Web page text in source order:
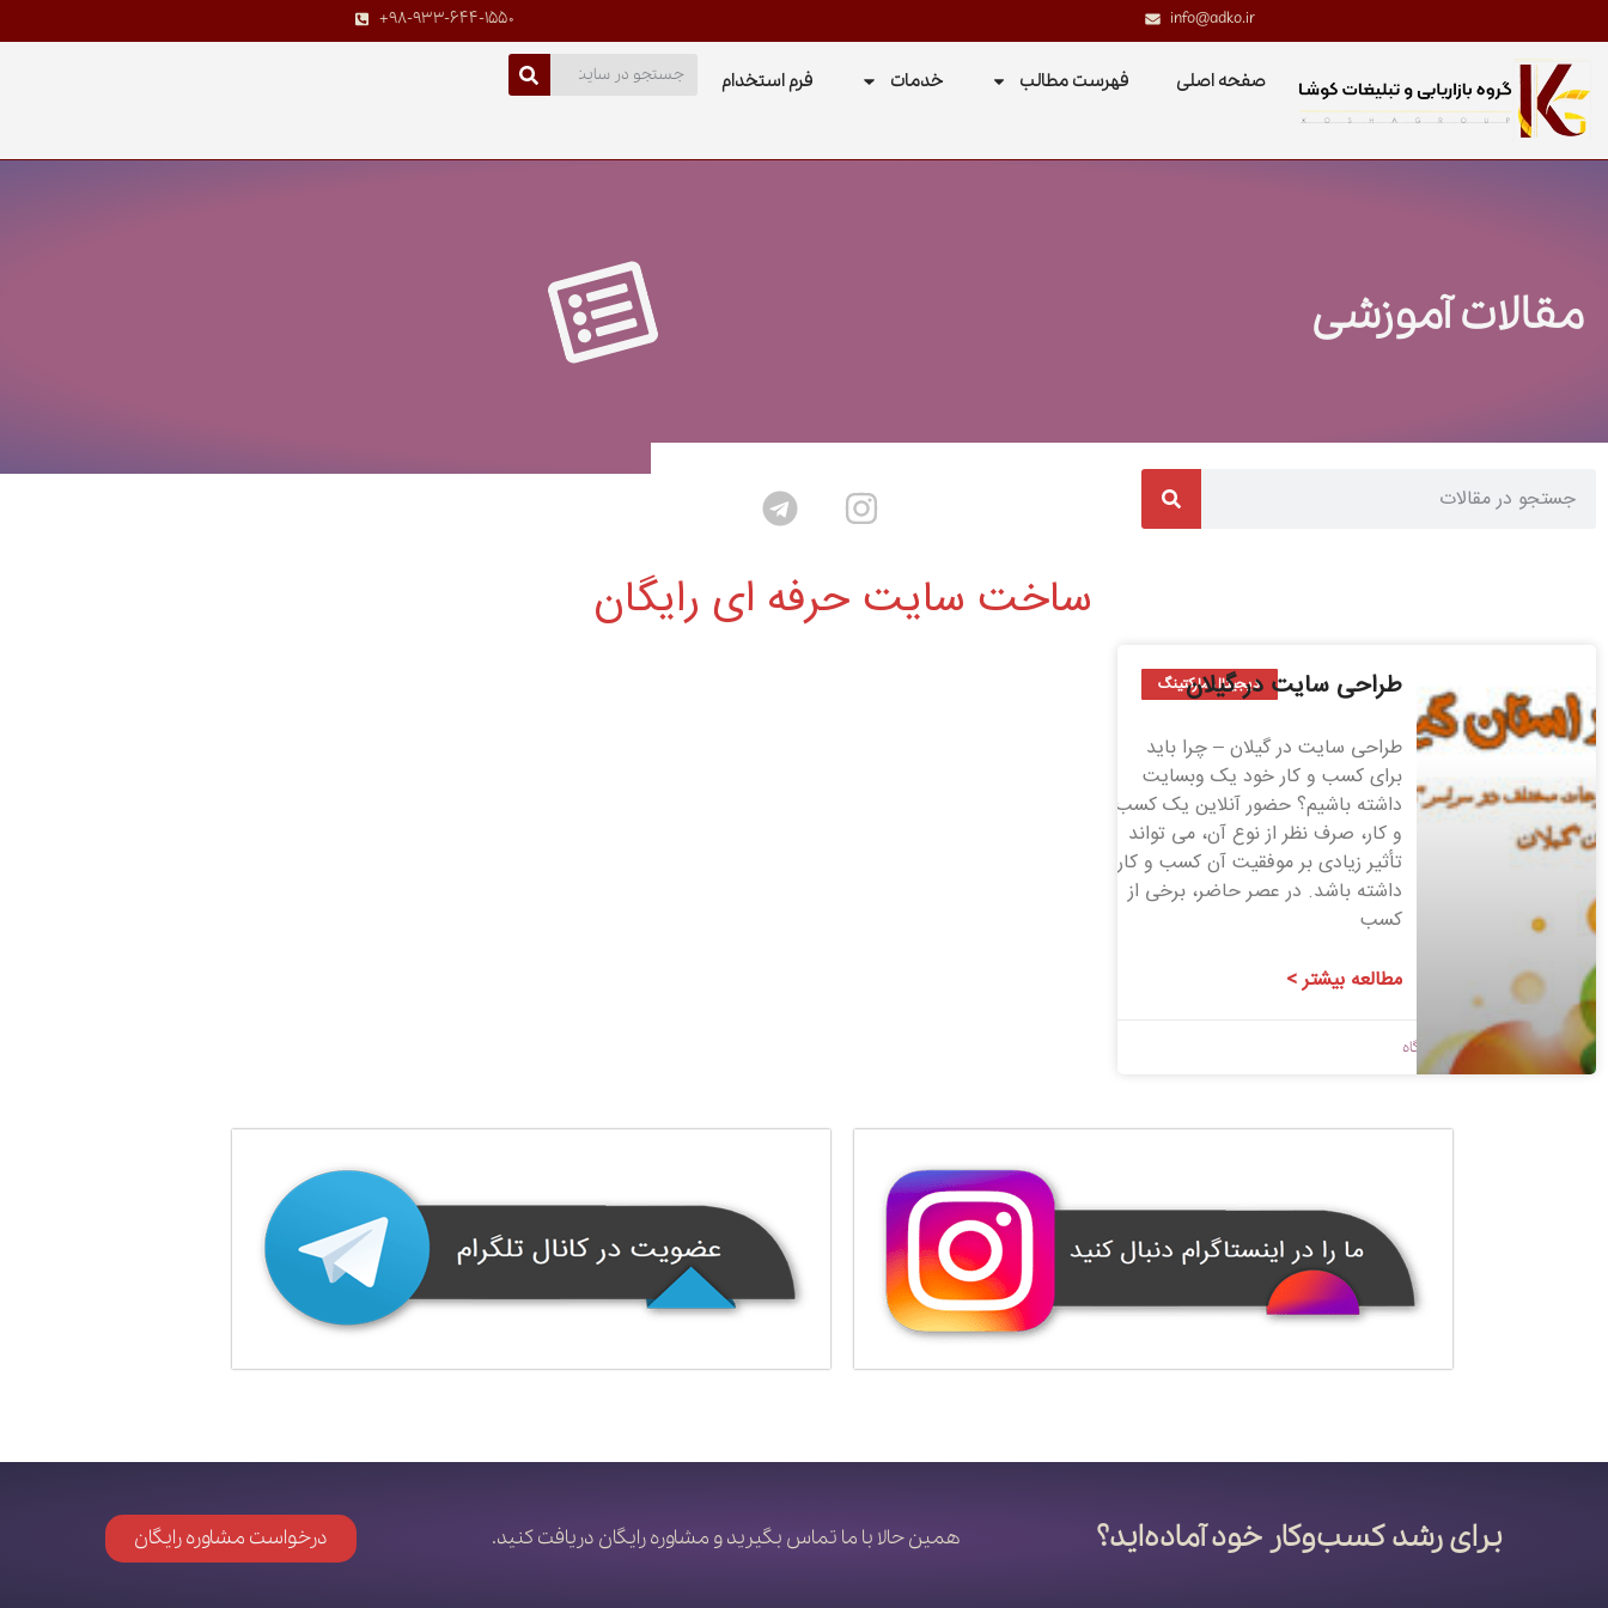
info@adko.ir
+98-933-644-1550
صفحه اصلی فهرست مطالب خدمات فرم استخدام
مقالات آموزشی
ساخت سایت حرفه ای رایگان
دیجیتال مارکتینگ
طراحی سایت در گیلان
طراحی سایت در گیلان – چرا باید
برای کسب و کار خود یک وبسایت
داشته باشیم؟ حضور آنلاین یک کسب
و کار، صرف نظر از نوع آن، می تواند
تأثیر زیادی بر موفقیت آن کسب و کار
داشته باشد. در عصر حاضر، برخی از
کسب
مطالعه بیشتر >
1400/08/26 بدون دیدگاه
برای رشد کسب‌وکار خود آماده‌اید؟ همین حالا با ما تماس بگیرید و مشاوره رایگان دریافت کنید. درخواست مشاوره رایگان